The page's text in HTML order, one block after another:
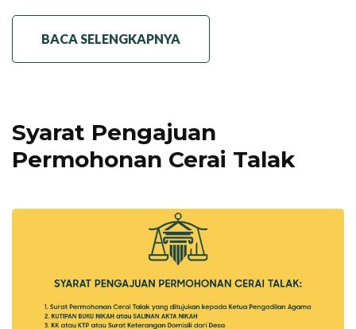
BACA SELENGKAPNYA
Syarat Pengajuan
Permohonan Cerai Talak